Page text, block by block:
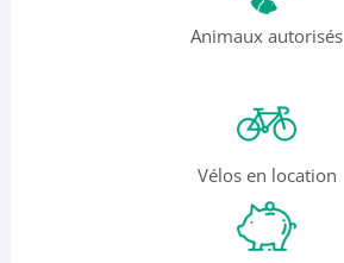
Animaux autorisés
Vélos en location